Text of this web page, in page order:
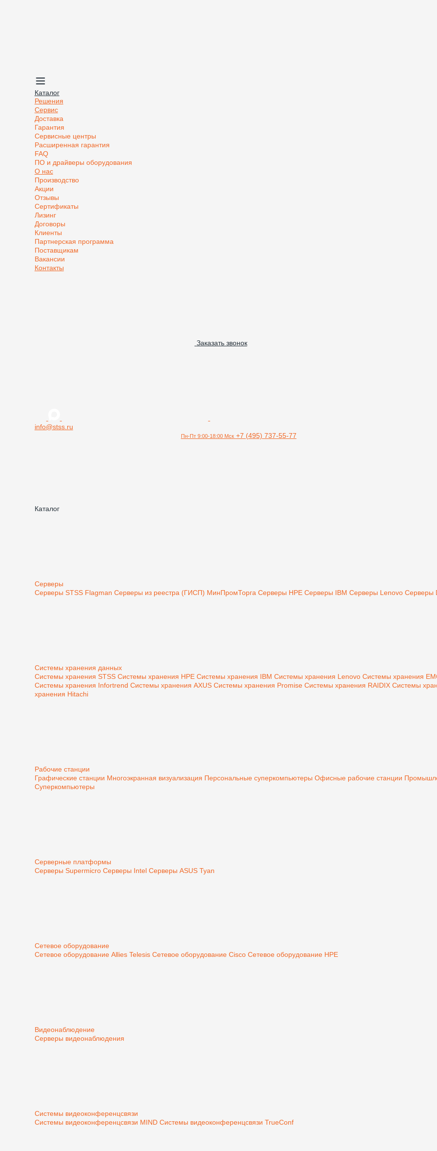
Каталог
Решения
Сервис
Доставка
Гарантия
Сервисные центры
Расширенная гарантия
FAQ
ПО и драйверы оборудования
О нас
Производство
Акции
Отзывы
Сертификаты
Лизинг
Договоры
Клиенты
Партнерская программа
Поставщикам
Вакансии
Контакты
Заказать звонок
info@stss.ru
Пн-Пт 9:00-18:00 Мск +7 (495) 737-55-77
Каталог
Серверы
Серверы STSS Flagman Серверы из реестра (ГИСП) МинПромТорга Серверы HPE Серверы IBM Серверы Lenovo Серверы
Системы хранения данных
Системы хранения STSS Системы хранения HPE Системы хранения IBM Системы хранения Lenovo Системы хранения
Системы хранения Infortrend Системы хранения AXUS Системы хранения Promise Системы хранения RAIDIX Системы
хранения Hitachi
Рабочие станции
Графические станции Многоэкранная визуализация Персональные суперкомпьютеры Офисные рабочие станции
Суперкомпьютеры
Серверные платформы
Серверы Supermicro Серверы Intel Серверы ASUS Tyan
Сетевое оборудование
Сетевое оборудование Allies Telesis Сетевое оборудование Cisco Сетевое оборудование HPE
Видеонаблюдение
Серверы видеонаблюдения
Системы видеоконференцсвязи
Системы видеоконференцсвязи MIND Системы видеоконференцсвязи TrueConf